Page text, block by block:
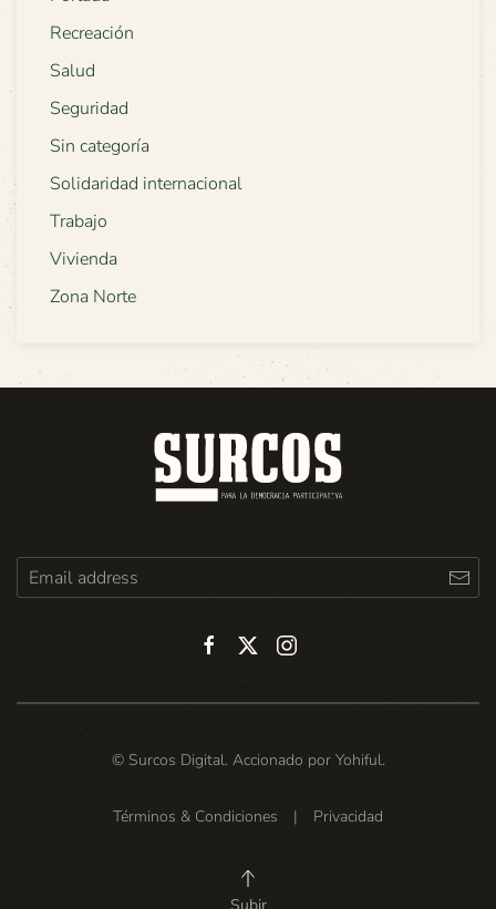
Recreación
Salud
Seguridad
Sin categoría
Solidaridad internacional
Trabajo
Vivienda
Zona Norte
© Surcos Digital. Accionado por Yohiful.
Términos & Condiciones | Privacidad